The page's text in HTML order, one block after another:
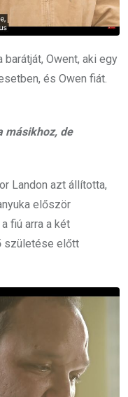
Owent, aki egy
és Owen fiát.
másikhoz, de
Landon azt állította,
először
fiú arra a két
születése előtt